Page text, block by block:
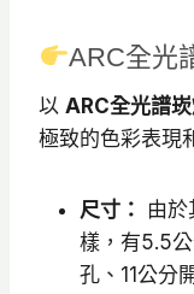
ARC全光
以 ARC全光譜
極致的色彩表現
尺寸：
由
樣，有5.5
孔、11公分